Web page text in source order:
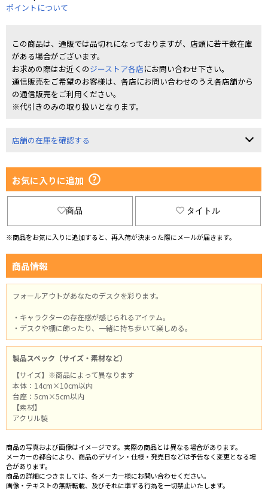
ポイントについて
この商品は、通販では品切れになっておりますが、店頭に若干数在庫
がある場合がございます。
お求めの際はお近くのジーストア各店にお問い合わせ下さい。
通信販売をご希望のお客様は、各店にお問い合わせのうえ各店舗から
の通信販売をご利用ください。
※代引きのみの取り扱いとなります。
店舗の在庫を確認する
お気に入りに追加
商品 タイトル
※商品をお気に入りに追加すると、再入荷が決まった際にメールが届きます。
商品情報
フォールアウトがあなたのデスクを彩ります。
・キャラクターの存在感が感じられるアイテム。
・デスクや棚に飾ったり、一緒に持ち歩いて楽しめる。
製品スペック（サイズ・素材など）
【サイズ】※商品によって異なります
本体：14cm×10cm以内
台座：5cm×5cm以内
【素材】
アクリル製
商品の写真および画像はイメージです。実際の商品とは異なる場合があります。
メーカーの都合により、商品のデザイン・仕様・発売日などは予告なく変更となる場
合があります。
商品の詳細につきましては、各メーカー様にお問い合わせください。
画像・テキストの無断転載、及びそれに準ずる行為を一切禁止いたします。